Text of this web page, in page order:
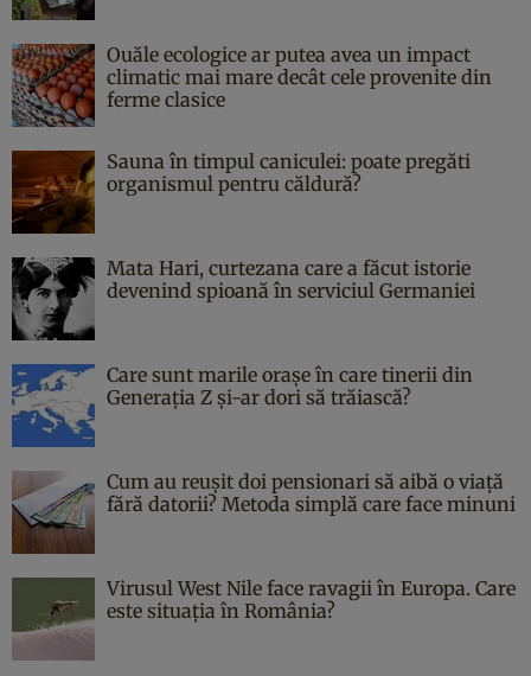
Ouăle ecologice ar putea avea un impact
climatic mai mare decât cele provenite din
ferme clasice
Sauna în timpul caniculei: poate pregăti
organismul pentru căldură?
Mata Hari, curtezana care a făcut istorie
devenind spioană în serviciul Germaniei
Care sunt marile orașe în care tinerii din
Generația Z și-ar dori să trăiască?
Cum au reușit doi pensionari să aibă o viață
fără datorii? Metoda simplă care face minuni
Virusul West Nile face ravagii în Europa. Care
este situația în România?